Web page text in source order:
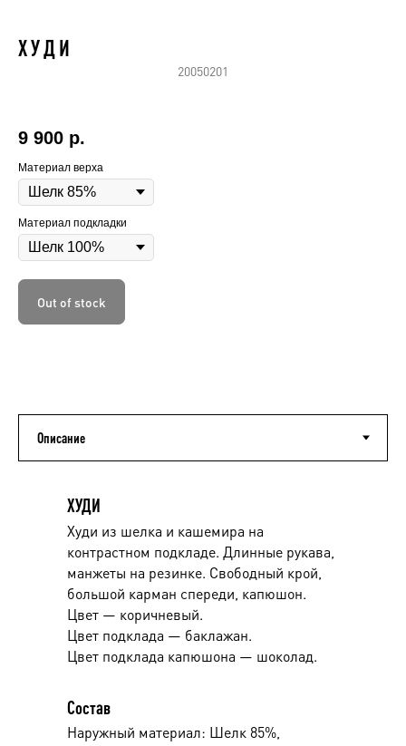
Х У Д И
20050201
9 900 р.
Материал верха
Материал подкладки
Out of stock
Худи из шелка и кашемира на
контрастном подкладе. Длинные рукава,
манжеты на резинке. Свободный крой,
большой карман спереди, капюшон.
Цвет — коричневый.
Цвет подклада — баклажан.
Цвет подклада капюшона — шоколад.
ХУДИ
Состав
Наружный материал: Шелк 85%,